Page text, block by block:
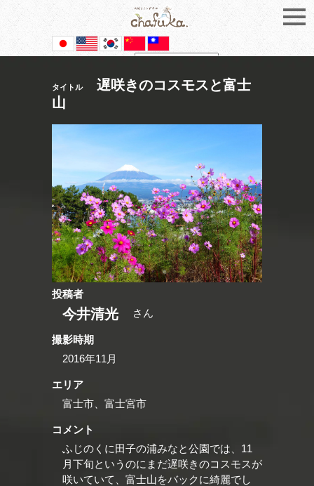
Powered by Translate
タイトル
遅咲きのコスモスと富士
山
投稿者
今井清光 さん
撮影時期
2016年11月
エリア
富士市、富士宮市
コメント
ふじのくに田子の浦みなと公園では、11
月下旬というのにまだ遅咲きのコスモスが
咲いていて、富士山をバックに綺麗でし